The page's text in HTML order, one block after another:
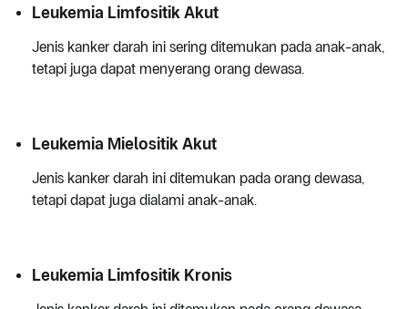
Leukemia Limfositik Akut
Jenis kanker darah ini sering ditemukan pada anak-anak,
tetapi juga dapat menyerang orang dewasa.
Leukemia Mielositik Akut
Jenis kanker darah ini ditemukan pada orang dewasa,
tetapi dapat juga dialami anak-anak.
Leukemia Limfositik Kronis